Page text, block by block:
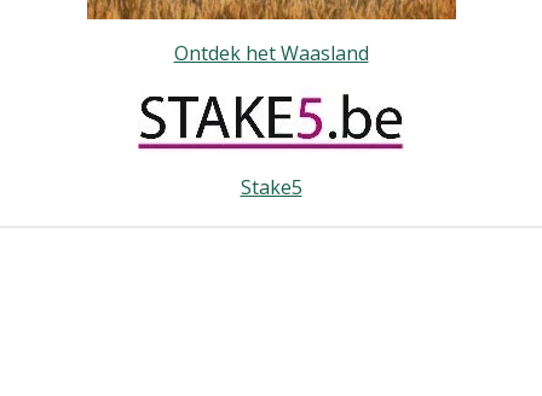
Ontdek het Waasland
Stake5